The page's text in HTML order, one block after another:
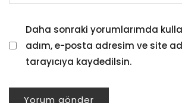
Daha sonraki yorumlarımda
adım, e-posta adresim ve site
tarayıcıya kaydedilsin.